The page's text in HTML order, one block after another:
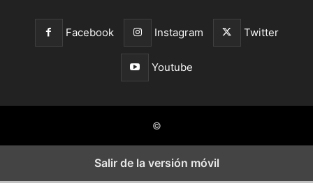
Facebook Instagram Twitter
Youtube
©
Salir de la versión móvil